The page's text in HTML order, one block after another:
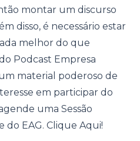
montar um discurso
disso, é necessário estar
melhor do que
Podcast Empresa
material poderoso de
em participar do
uma Sessão
do EAG. Clique Aqui!